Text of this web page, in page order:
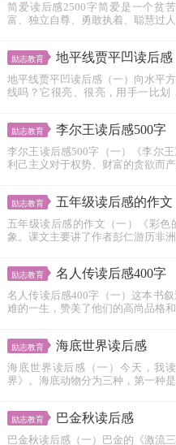
简爱读后感2500字简爱是一个贫
富、独立自尊、勇敢执着、聪慧过
励志教育 地平线贾平凹读后感
地平线贾平凹读后感（一）向水平
线吗？它很亮、很亮，用手一比划
励志教育 李尔王读后感500字
李尔王读后感500字（一）《李尔
利己主义对于权势、财富的贪欲而
励志教育 五年级读后感的作文
五年级读后感的作文（一）《彩
象。课文主要讲了作者彭仁游历非
励志教育 名人传读后感400字
名人传读后感400字（一）这本书
难的一生，赞美了他们的高尚品格
励志教育 海底世界读后感
海底世界读后感（一）今天，我
界》。海底动物分为三种，第一种
励志教育 巴金秋读后感
巴金秋读后感（一）巴金的《激流